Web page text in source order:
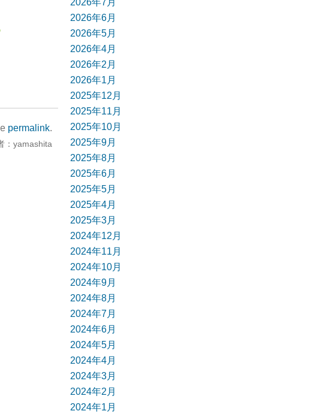
permalink.
： yamashita
2026年6月
2026年5月
2026年4月
2026年2月
2026年1月
2025年12月
2025年11月
2025年10月
2025年9月
2025年8月
2025年6月
2025年5月
2025年4月
2025年3月
2024年12月
2024年11月
2024年10月
2024年9月
2024年8月
2024年7月
2024年6月
2024年5月
2024年4月
2024年3月
2024年2月
2024年1月